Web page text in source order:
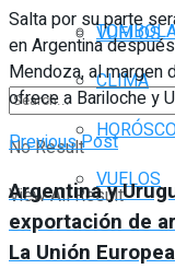
VUELOS
No Result
View All Result
CLIMA
VUELOS
Salta por su parte
en Argentina
Mendoza, al margen
ofrece a Bariloche y
Previous Post
Argentina y
exportación de
La Unión Europea